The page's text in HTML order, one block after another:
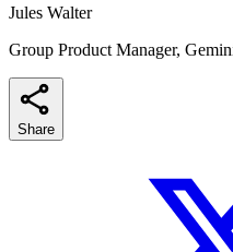
Jules Walter
Group Product Manager,
Share